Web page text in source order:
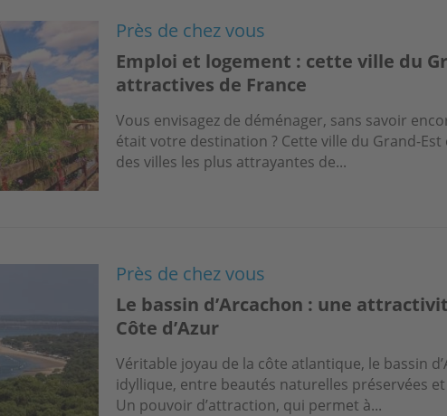
Près de chez vous
Emploi et logement : cette ville du
attractives de France
Vous envisagez de déménager, sans savoir
était votre destination ? Cette ville du Grand-
des villes les plus attrayantes de...
Près de chez vous
Le bassin d’Arcachon : une
Côte d’Azur
Véritable joyau de la côte atlantique, le bassin
idyllique, entre beautés naturelles préservées
Un pouvoir d’attraction, qui permet à...